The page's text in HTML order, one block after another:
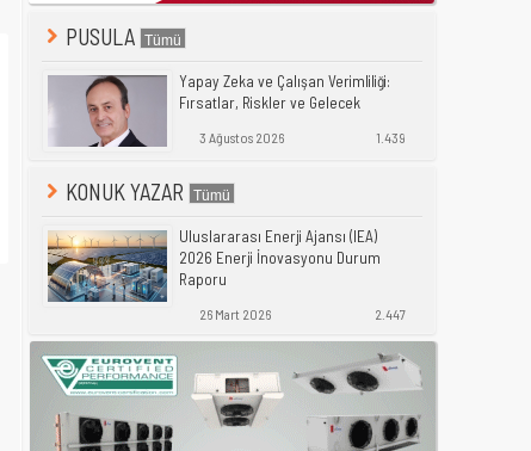
PUSULA
Yapay Zeka ve Çalışan Verimliliği:
Fırsatlar, Riskler ve Gelecek
3 Ağustos 2026 1.439
KONUK YAZAR
Uluslararası Enerji Ajansı (IEA)
2026 Enerji İnovasyonu Durum
Raporu
26 Mart 2026 2.447